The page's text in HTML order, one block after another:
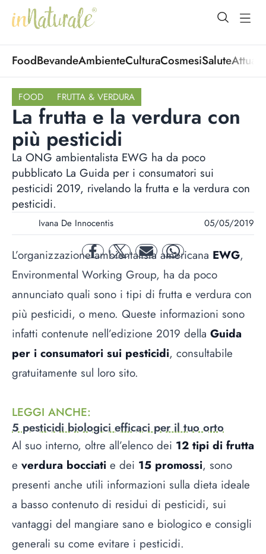
open
FoodBevandeAmbienteCulturaCosmesiSalute
FOOD FRUTTA & VERDURA
La frutta e la verdura con
più pesticidi
La ONG ambientalista EWG ha da poco
pubblicato La Guida per i consumatori sui
pesticidi 2019, rivelando la frutta e la verdura con
pesticidi.
Ivana De Innocentis 05/05/2019
facebooktwitter mail whatsapp
L’organizzazione ambientalista americana EWG,
Environmental Working Group, ha da poco
annunciato quali sono i tipi di frutta e verdura con
più pesticidi, o meno. Queste informazioni sono
infatti contenute nell’edizione 2019 della Guida
per i consumatori sui pesticidi, consultabile
gratuitamente sul loro sito.
LEGGI ANCHE:
5 pesticidi biologici efficaci per il tuo orto
Al suo interno, oltre all’elenco dei 12 tipi di frutta
e verdura bocciati e dei 15 promossi, sono
presenti anche utili informazioni sulla dieta ideale
a basso contenuto di residui di pesticidi, sui
vantaggi del mangiare sano e biologico e consigli
generali su come evitare i pesticidi.